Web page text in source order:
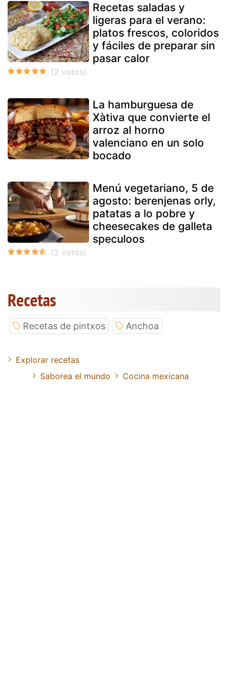
Recetas saladas y
ligeras para el verano:
platos frescos, coloridos
y fáciles de preparar sin
pasar calor
La hamburguesa de
Xàtiva que convierte el
arroz al horno
valenciano en un solo
bocado
Menú vegetariano, 5 de
agosto: berenjenas orly,
patatas a lo pobre y
cheesecakes de galleta
speculoos
Recetas
Recetas de pintxos Anchoa
Explorar recetas
Saborea el mundo
Cocina mexicana